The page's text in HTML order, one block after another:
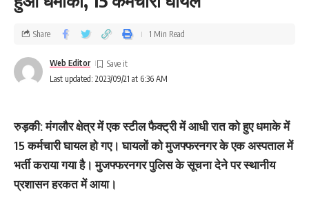
Last updated: 2023/09/21 at 6:36 AM
Web Editor
Share 1 Min Read
रुड़की: मंगलौर क्षेत्र में एक स्‍टील फैक्ट्री में आधी रात को हुए धमाके में
15 कर्मचारी घायल हो गए। घायलों को मुजफ्फरनगर के एक अस्पताल में
भर्ती कराया गया है। मुजफ्फरनगर पुलिस के सूचना देने पर स्थानीय
प्रशासन हरकत में आया।